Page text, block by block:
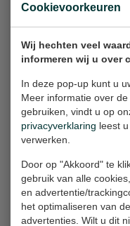
Cookievoorkeuren
Wij hechten veel
informeren wij u over
In deze pop-up kunt u
Meer informatie over
gebruiken, vindt u op
privacyverklaring leest
verwerken.
Door op "Akkoord" te
gebruik van alle
en advertentie/
het optimaliseren van
advertenties. Wilt u dit
Plastisch Chirurg
www.drstevens.nl